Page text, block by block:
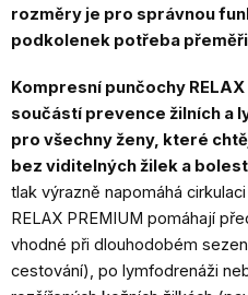
rozměry je pro správnou
podkolenek potřeba
Kompresní punčochy
součástí prevence žilních a
pro všechny ženy, které
bez viditelných žilek a
tlak výrazně napomáhá
RELAX PREMIUM pomáhají
vhodné při dlouhodobém
cestování), po lymfodrenáži